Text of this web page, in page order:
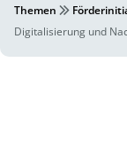
Themen
Digitalisierung und